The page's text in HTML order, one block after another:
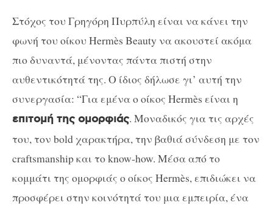
Στόχος του Γρηγόρη Πυρπύλη είναι να κάνει την
φωνή του οίκου Hermès Beauty να ακουστεί ακόμα
πιο δυναντά, μένοντας πάντα πιστή στην
αυθεντικότητά της. Ο ίδιος δήλωσε γι’ αυτή την
συνεργασία: “Για εμένα ο οίκος Hermès είναι η
επιτομή της ομορφιάς. Μοναδικός για τις αρχές
του, τον bold χαρακτήρα, την βαθιά σύνδεση με τον
craftsmanship και το know-how. Μέσα από το
κομμάτι της ομορφιάς ο οίκος Hermès, επιδιώκει να
προσφέρει στην κοινότητά του μια εμπειρία, ένα